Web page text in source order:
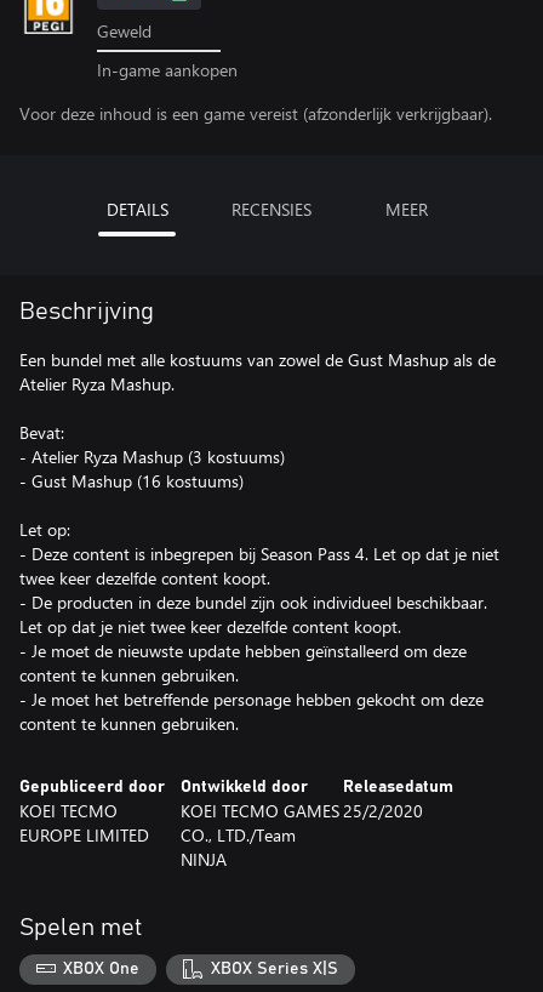
Geweld
In-game aankopen
Voor deze inhoud is een game vereist (afzonderlijk verkrijgbaar).
DETAILS RECENSIES MEER
Beschrijving
Een bundel met alle kostuums van zowel de Gust Mashup als de
Atelier Ryza Mashup.
Bevat:
- Atelier Ryza Mashup (3 kostuums)
- Gust Mashup (16 kostuums)
Let op:
- Deze content is inbegrepen bij Season Pass 4. Let op dat je niet
twee keer dezelfde content koopt.
- De producten in deze bundel zijn ook individueel beschikbaar.
Let op dat je niet twee keer dezelfde content koopt.
- Je moet de nieuwste update hebben geïnstalleerd om deze
content te kunnen gebruiken.
- Je moet het betreffende personage hebben gekocht om deze
content te kunnen gebruiken.
Gepubliceerd door
KOEI TECMO
EUROPE LIMITED
Ontwikkeld door
KOEI TECMO GAMES
CO., LTD./Team
NINJA
Releasedatum
25/2/2020
Spelen met
XBOX One XBOX Series X|S